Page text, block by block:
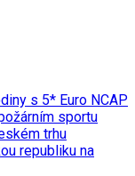
s 5* Euro NCAP
sportu
trhu
republiku na